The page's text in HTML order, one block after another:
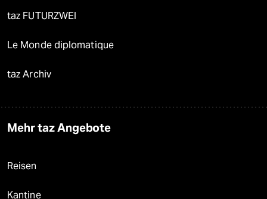
taz FUTURZWEI
Le Monde diplomatique
taz Archiv
Mehr taz Angebote
Reisen
Kantine